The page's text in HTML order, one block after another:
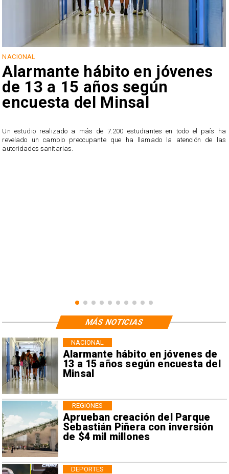
NACIONAL
Alarmante hábito en jóvenes
de 13 a 15 años según
encuesta del Minsal
Un estudio realizado a más de 7.200 estudiantes en todo el país ha
revelado un cambio preocupante que ha llamado la atención de las
autoridades sanitarias.
Alarmante hábito en jóvenes de
13 a 15 años según encuesta del
Minsal
NACIONAL
Aprueban creación del Parque
Sebastián Piñera con inversión
de $4 mil millones
REGIONES
DEPORTES
MÁS NOTICIAS